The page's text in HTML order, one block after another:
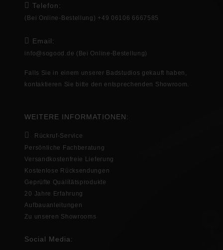
Telefon:
(Bei Online-Bestellung) +49 06106 6667585
Email:
info@sogood.de (Bei Online-Bestellung)
Falls Sie in einem unserer Badstudios gekauft haben,
kontaktieren Sie bitte den entsprechenden Showroom.
WEITERE INFORMATIONEN:
Rückruf-Service
Persönliche Fachberatung
Versandkostenfreie Lieferung
Kostenlose Rücksendungen
Geprüfte Qualitätsprodukte
20 Jahre Erfahrung
Aufbauanleitungen
Zu unseren Showrooms
Social Media: